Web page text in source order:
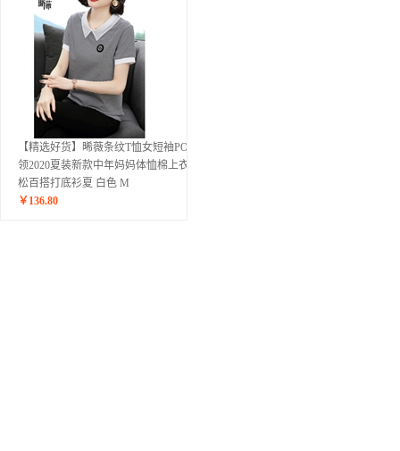
【精选好货】晞薇条纹T恤女短袖POLO
领2020夏装新款中年妈妈体恤棉上衣宽
松百搭打底衫夏 白色 M
￥ 136.80